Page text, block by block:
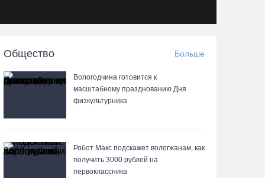
Более 6 тысяч программ для детей
представили кружки и секции на Вологодчине
велосипедиста
Общество Больше
Вологодчина готовится к
масштабному празднованию Дня
физкультурника
Робот Макс подскажет вологжанам, как
получить 3000 рублей на
первоклассника